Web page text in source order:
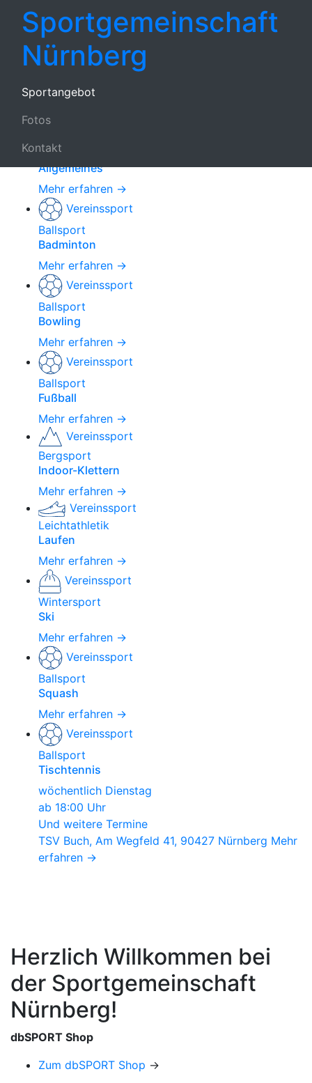
Deutschland e.V.
Sportgemeinschaft
Nürnberg
Sportangebot
Fotos
Kontakt
Filtern Alle Vereinssport
Sportkurse
Alle Sportarten
Unser Sportangebot
Sparte
Allgemeines
Mehr erfahren →
Vereinssport
Ballsport
Badminton
Mehr erfahren →
Vereinssport
Ballsport
Bowling
Mehr erfahren →
Vereinssport
Ballsport
Fußball
Mehr erfahren →
Vereinssport
Bergsport
Indoor-Klettern
Mehr erfahren →
Vereinssport
Leichtathletik
Laufen
Mehr erfahren →
Vereinssport
Wintersport
Ski
Mehr erfahren →
Vereinssport
Ballsport
Squash
Mehr erfahren →
Vereinssport
Ballsport
Tischtennis
wöchentlich Dienstag
ab 18:00 Uhr
Und weitere Termine
TSV Buch, Am Wegfeld 41, 90427 Nürnberg Mehr
erfahren →
Herzlich Willkommen bei
der Sportgemeinschaft
Nürnberg!
dbSPORT Shop
Zum dbSPORT Shop →